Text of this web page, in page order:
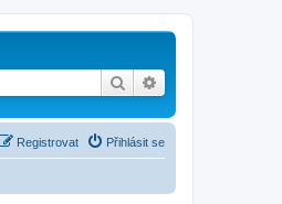
Hledat
Přihlásit se
Registrovat